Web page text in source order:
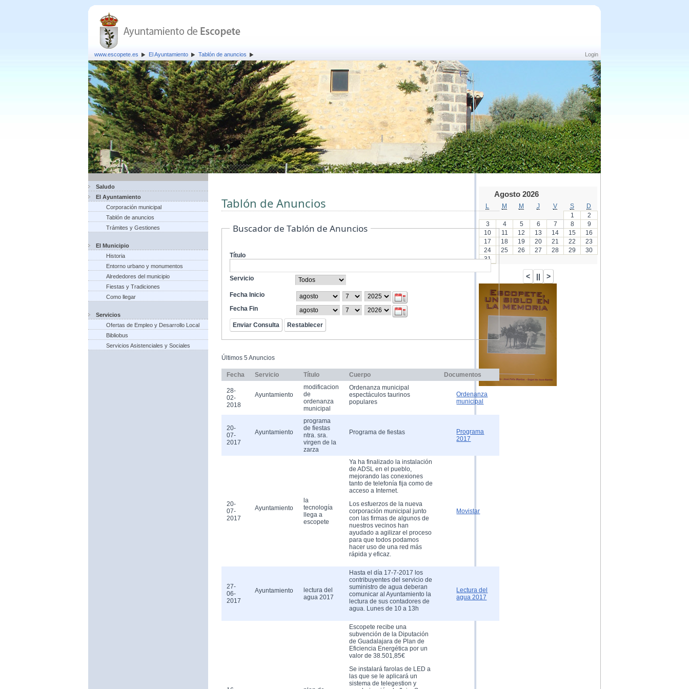
Login
www.escopete.es El Ayuntamiento Tablón de anuncios
Saludo
El Ayuntamiento
Corporación municipal
Tablón de anuncios
Trámites y Gestiones
El Municipio
Historia
Entorno urbano y monumentos
Alrededores del municipio
Fiestas y Tradiciones
Como llegar
Servicios
Ofertas de Empleo y Desarrollo Local
Bibliobus
Servicios Asistenciales y Sociales
Tablón de Anuncios
Buscador de Tablón de Anuncios
Título
Servicio
Fecha Inicio
Fecha Fin
Últimos 5 Anuncios
Fecha Servicio Título Cuerpo Documentos
28-
02-
2018
Ayuntamiento
modificacion
de
ordenanza
municipal
Ordenanza municipal
espectáculos taurinos
populares
Ordenanza
municipal
20-
07-
2017
Ayuntamiento
programa
de fiestas
ntra. sra.
virgen de la
zarza
Programa de fiestas
Programa
2017
20-
07-
2017
Ayuntamiento
la
tecnología
llega a
escopete
Ya ha finalizado la instalación
de ADSL en el pueblo,
mejorando las conexiones
tanto de telefonía fija como de
acceso a Internet.
Los esfuerzos de la nueva
corporación municipal junto
con las firmas de algunos de
nuestros vecinos han
ayudado a agilizar el proceso
para que todos podamos
hacer uso de una red más
rápida y eficaz.
Movistar
27-
06-
2017
Ayuntamiento
lectura del
agua 2017
Hasta el día 17-7-2017 los
contribuyentes del servicio de
suministro de agua deberan
comunicar al Ayuntamiento la
lectura de sus contadores de
agua. Lunes de 10 a 13h
Lectura del
agua 2017
Escopete recibe una
subvención de la Diputación
de Guadalajara de Plan de
Eficiencia Energética por un
valor de 38.501,85€
Se instalará farolas de LED a
las que se le aplicará un
sistema de telegestion y
Agosto 2026
M M J V S
D
1
2
3
4 5 6 7 8
9
10
11 12 13 14 15
16
17
18 19 20 21 22
23
24
25 26 27 28 29
30
31